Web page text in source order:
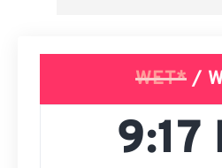
WET* /